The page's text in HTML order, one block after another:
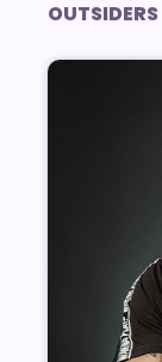
OUTSIDERS